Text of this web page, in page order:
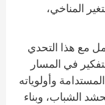
المناخي،
مع هذا التحدي
في المسار
وأولوياته
الشباب، وبناء